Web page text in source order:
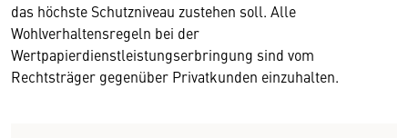
das höchste Schutzniveau zustehen soll. Alle
Wohlverhaltensregeln bei der
Wertpapierdienstleistungserbringung sind vom
Rechtsträger gegenüber Privatkunden einzuhalten.